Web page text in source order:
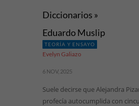
Diccionarios »
Eduardo Muslip
TEORÍA Y ENSAYO
Evelyn Galiazo
6 NOV, 2025
Suele decirse que Alejandra
profecía autocumplida con